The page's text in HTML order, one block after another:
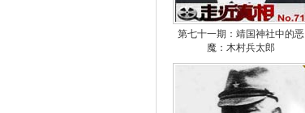
第七十一期：靖国神社中的恶
魔：木村兵太郎